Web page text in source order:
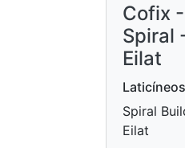
Cofix
Spiral
Eilat
Spiral
Eilat